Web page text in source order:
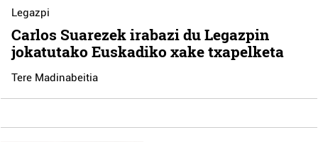
Legazpi
Carlos Suarezek irabazi du Legazpin
jokatutako Euskadiko xake txapelketa
Tere Madinabeitia